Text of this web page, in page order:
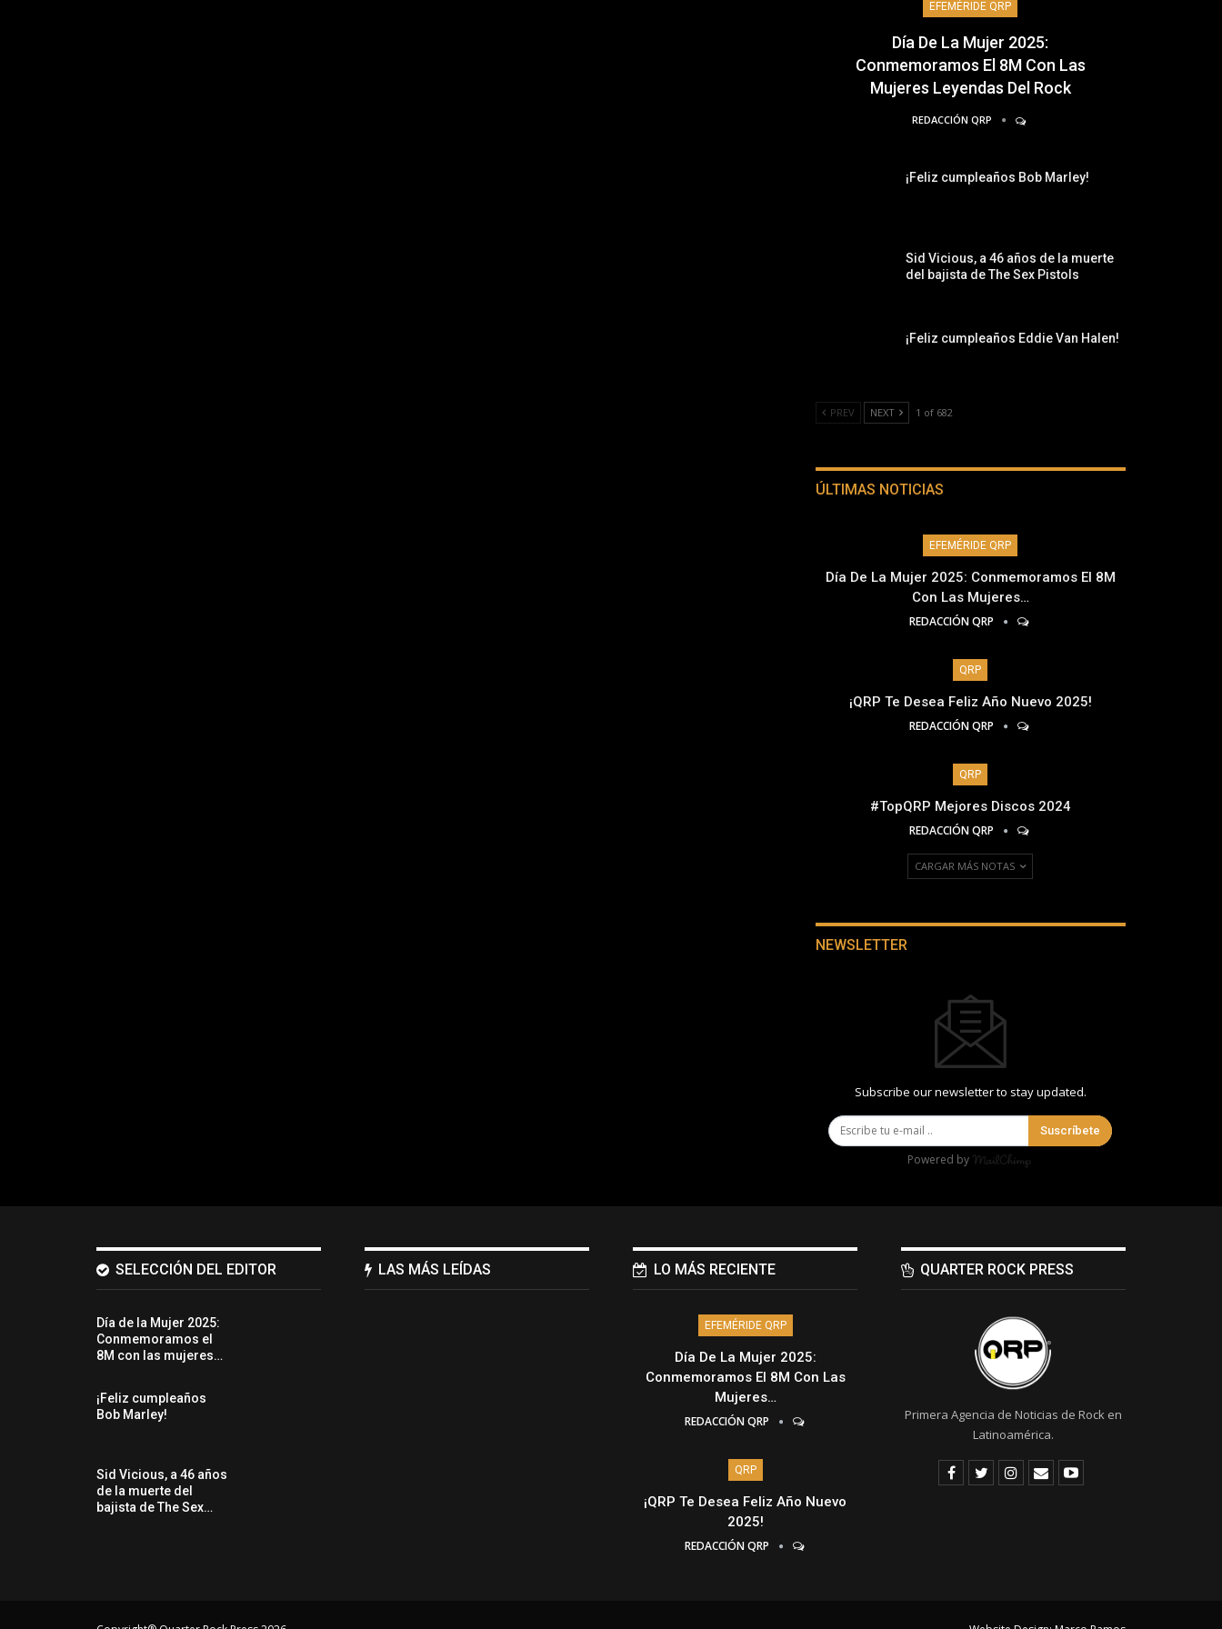
EFEMÉRIDE QRP
Día De La Mujer 2025:
Conmemoramos El 8M Con Las
Mujeres Leyendas Del Rock
REDACCIÓN QRP
¡Feliz cumpleaños Bob Marley!
Sid Vicious, a 46 años de la muerte
del bajista de The Sex Pistols
¡Feliz cumpleaños Eddie Van Halen!
PREV NEXT 1 of 682
ÚLTIMAS NOTICIAS
EFEMÉRIDE QRP
Día De La Mujer 2025: Conmemoramos El 8M
Con Las Mujeres…
REDACCIÓN QRP
QRP
¡QRP Te Desea Feliz Año Nuevo 2025!
REDACCIÓN QRP
QRP
#TopQRP Mejores Discos 2024
REDACCIÓN QRP
CARGAR MÁS NOTAS
NEWSLETTER
Subscribe our newsletter to stay updated.
Suscríbete
Powered by
SELECCIÓN DEL EDITOR
Día de la Mujer 2025:
Conmemoramos el
8M con las mujeres…
¡Feliz cumpleaños
Bob Marley!
Sid Vicious, a 46 años
de la muerte del
bajista de The Sex…
LAS MÁS LEÍDAS LO MÁS RECIENTE
EFEMÉRIDE QRP
Día De La Mujer 2025:
Conmemoramos El 8M Con Las
Mujeres…
REDACCIÓN QRP
QRP
¡QRP Te Desea Feliz Año Nuevo
2025!
REDACCIÓN QRP
QUARTER ROCK PRESS
Primera Agencia de Noticias de Rock en
Latinoamérica.